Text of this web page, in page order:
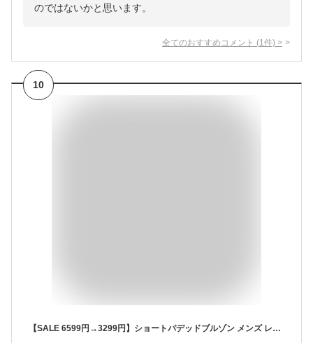
のではないかと思います。
全てのおすすめコメント (1 件) >
10
【SALE 6599円→3299円】ショートパデッドブルゾン メンズ レディース ユニセックス 男女兼用 アウター 中綿ブルゾン ショート 秋 冬 冬服 WEGO ウィゴー